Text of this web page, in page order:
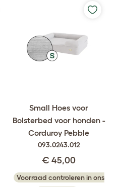
Small Hoes voor
Bolsterbed voor honden -
Corduroy Pebble
093.0243.012
€ 45,00
Voorraad controleren in ons